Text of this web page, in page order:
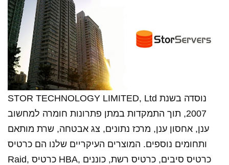
STOR TECHNOLOGY LIMITED, Ltd נוסדה בשנת
2007, תוך התמקדות במתן פתרונות חומרה למחשוב
ענן, אחסון ענן, מרכז נתונים, צג אבטחה, שרת מותאם
ותחומים נוספים. המוצרים העיקריים שלנו הם כרטיס
Raid, כרטיס HBA, כרטיס סיבים, כרטיס רשת, כוננים